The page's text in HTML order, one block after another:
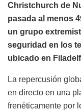
Christchurch de
pasada al menos
un grupo
seguridad en los
ubicado en
La repercusión
en directo en una
frenéticamente por